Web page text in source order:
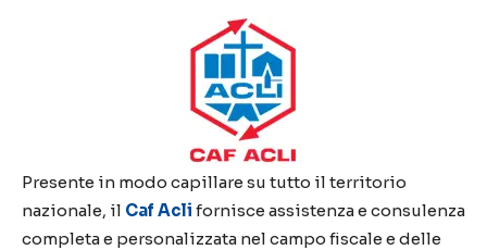
Presente in modo capillare su tutto il territorio
nazionale, il Caf Acli fornisce assistenza e consulenza
completa e personalizzata nel campo fiscale e delle